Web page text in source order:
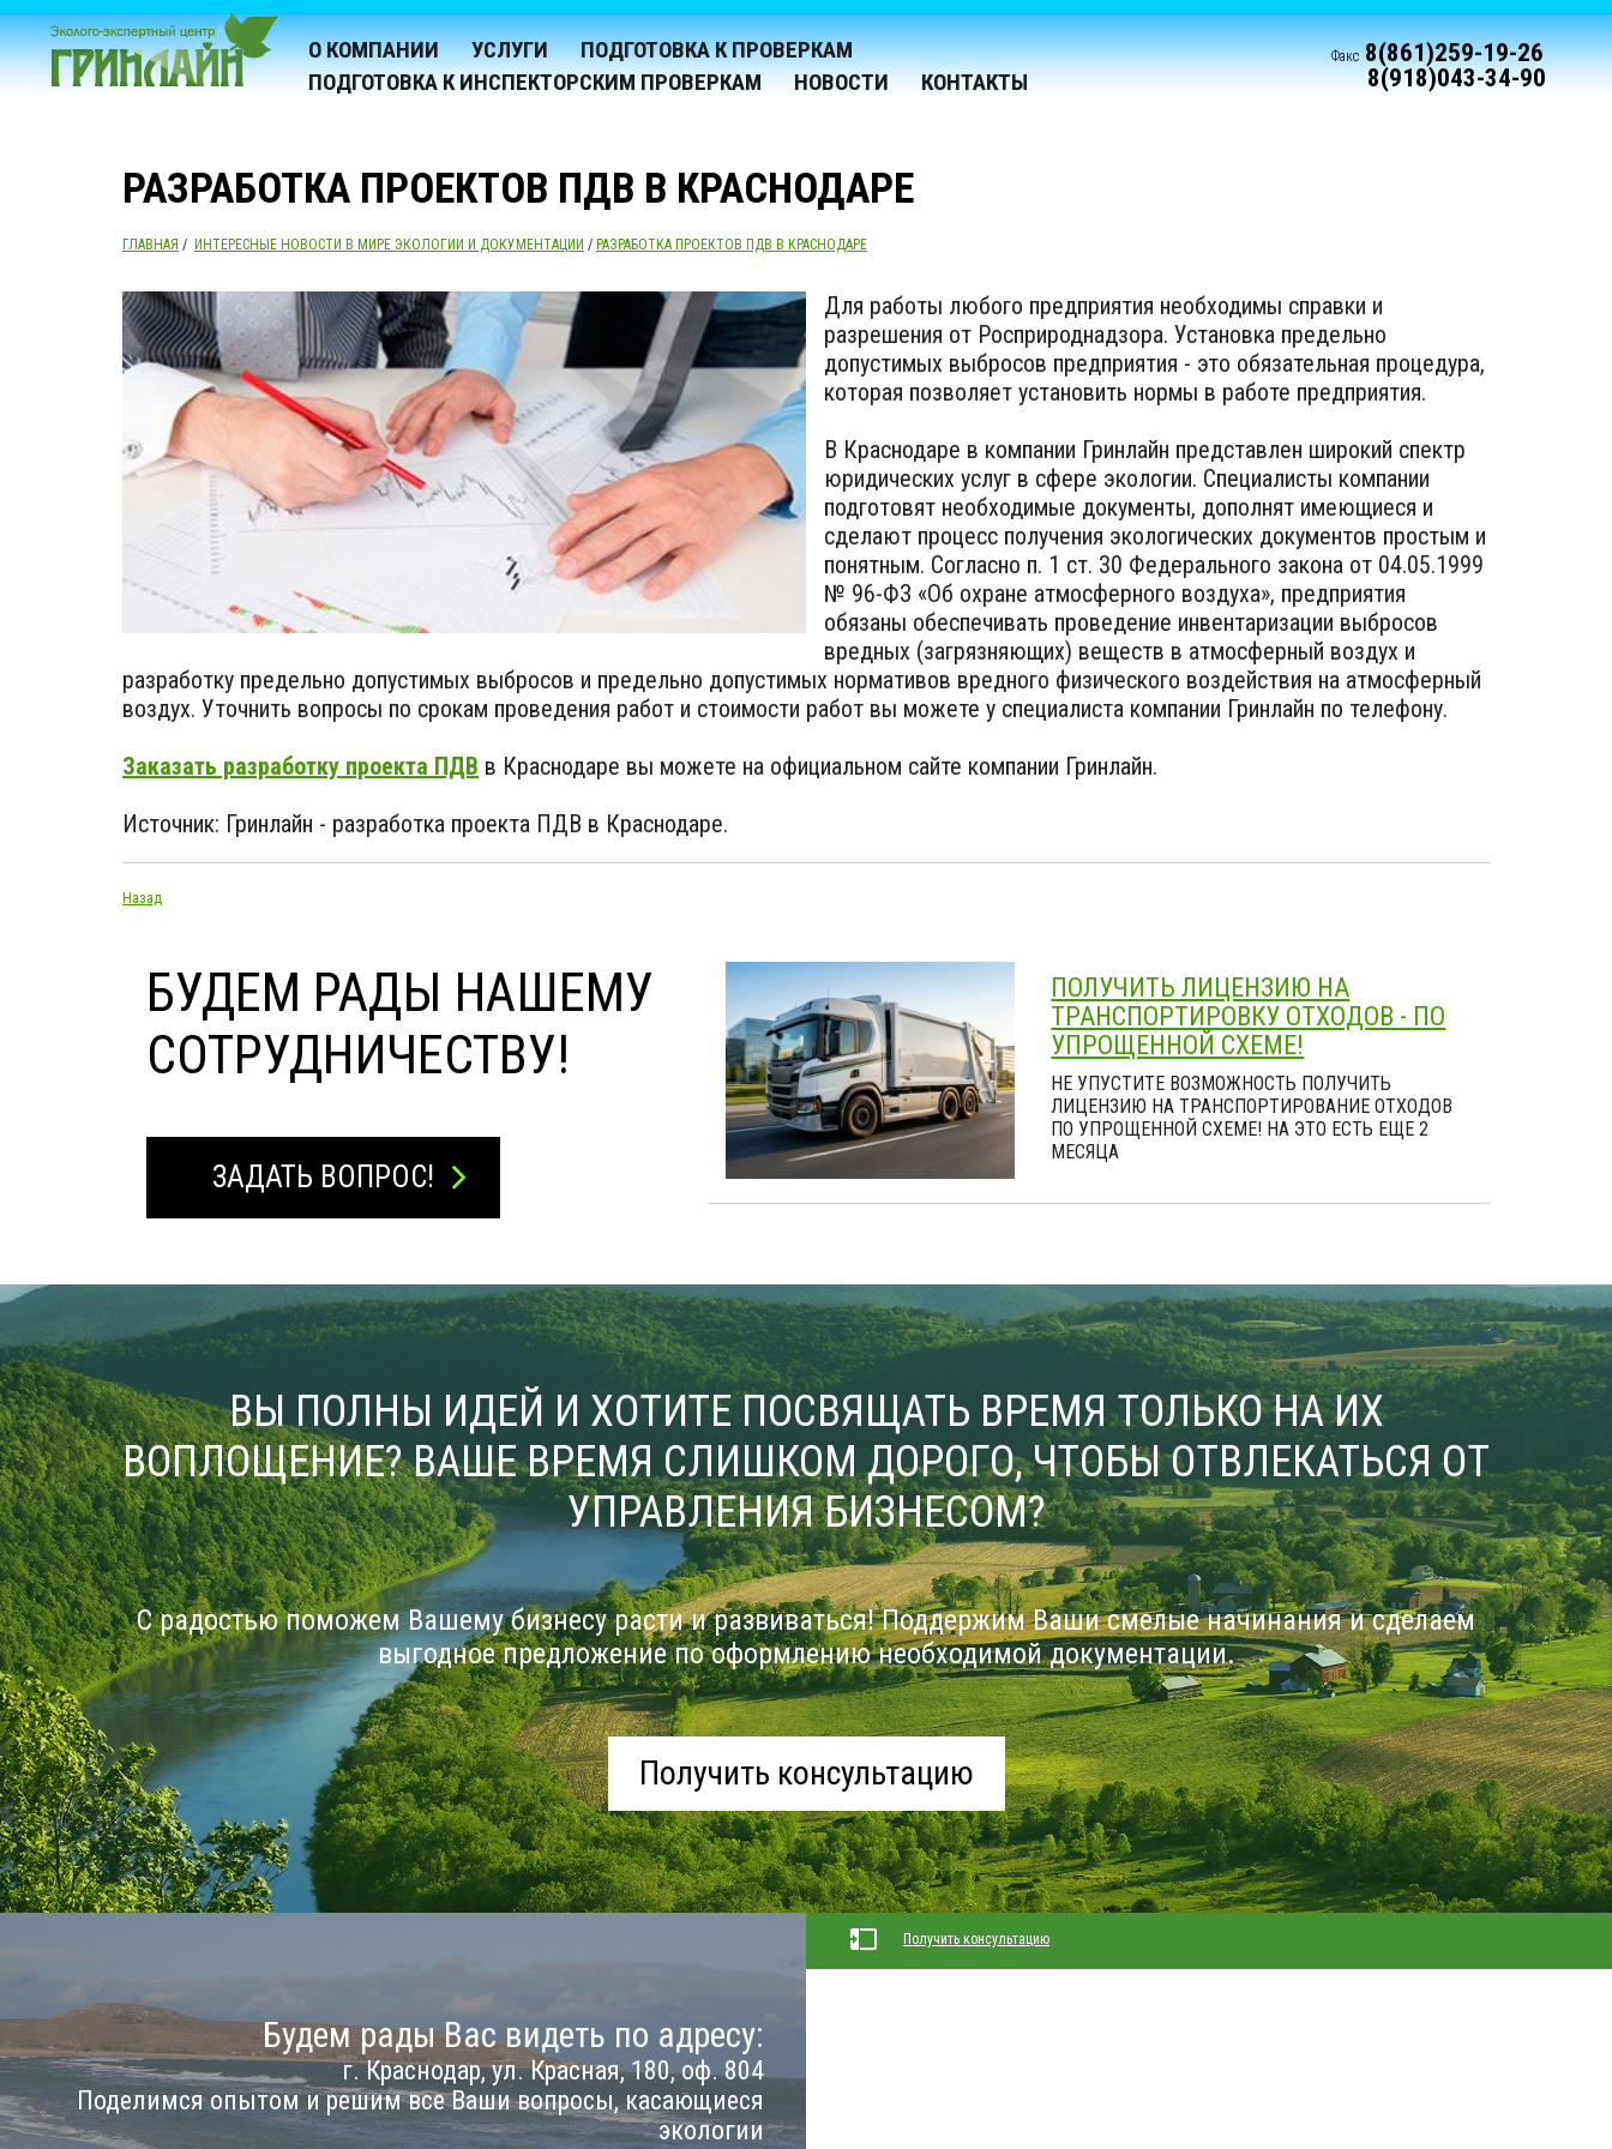
О КОМПАНИИ УСЛУГИ
ПОДГОТОВКА К ПРОВЕРКАМ
ПОДГОТОВКА К ИНСПЕКТОРСКИМ ПРОВЕРКАМ
НОВОСТИ КОНТАКТЫ
Факс 8(861)259-19-26
8(918)043-34-90
РАЗРАБОТКА ПРОЕКТОВ ПДВ В КРАСНОДАРЕ
ГЛАВНАЯ / ИНТЕРЕСНЫЕ НОВОСТИ В МИРЕ ЭКОЛОГИИ И ДОКУМЕНТАЦИИ / РАЗРАБОТКА ПРОЕКТОВ ПДВ В КРАСНОДАРЕ
Для работы любого предприятия необходимы справки и
разрешения от Росприроднадзора. Установка предельно
допустимых выбросов предприятия - это обязательная процедура,
которая позволяет установить нормы в работе предприятия.
В Краснодаре в компании Гринлайн представлен широкий спектр
юридических услуг в сфере экологии. Специалисты компании
подготовят необходимые документы, дополнят имеющиеся и
сделают процесс получения экологических документов простым и
понятным. Согласно п. 1 ст. 30 Федерального закона от 04.05.1999
№ 96-ФЗ «Об охране атмосферного воздуха», предприятия
обязаны обеспечивать проведение инвентаризации выбросов
вредных (загрязняющих) веществ в атмосферный воздух и
разработку предельно допустимых выбросов и предельно допустимых нормативов вредного физического воздействия на атмосферный
воздух. Уточнить вопросы по срокам проведения работ и стоимости работ вы можете у специалиста компании Гринлайн по телефону.
Заказать разработку проекта ПДВ в Краснодаре вы можете на официальном сайте компании Гринлайн.
Источник: Гринлайн - разработка проекта ПДВ в Краснодаре.
Назад
БУДЕМ РАДЫ НАШЕМУ
СОТРУДНИЧЕСТВУ!
ЗАДАТЬ ВОПРОС!
ПОЛУЧИТЬ ЛИЦЕНЗИЮ НА
ТРАНСПОРТИРОВКУ ОТХОДОВ - ПО
УПРОЩЕННОЙ СХЕМЕ!
НЕ УПУСТИТЕ ВОЗМОЖНОСТЬ ПОЛУЧИТЬ
ЛИЦЕНЗИЮ НА ТРАНСПОРТИРОВАНИЕ ОТХОДОВ
ПО УПРОЩЕННОЙ СХЕМЕ! НА ЭТО ЕСТЬ ЕЩЕ 2
МЕСЯЦА
ВЫ ПОЛНЫ ИДЕЙ И ХОТИТЕ ПОСВЯЩАТЬ ВРЕМЯ ТОЛЬКО НА ИХ
ВОПЛОЩЕНИЕ? ВАШЕ ВРЕМЯ СЛИШКОМ ДОРОГО, ЧТОБЫ ОТВЛЕКАТЬСЯ ОТ
УПРАВЛЕНИЯ БИЗНЕСОМ?
С радостью поможем Вашему бизнесу расти и развиваться! Поддержим Ваши смелые начинания и сделаем
выгодное предложение по оформлению необходимой документации.
Получить консультацию
Будем рады Вас видеть по адресу:
г. Краснодар, ул. Красная, 180, оф. 804
Поделимся опытом и решим все Ваши вопросы, касающиеся
экологии
Получить консультацию